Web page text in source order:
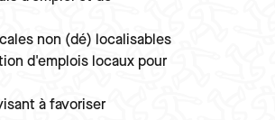
non (dé) localisables
d'emplois locaux pour
à favoriser